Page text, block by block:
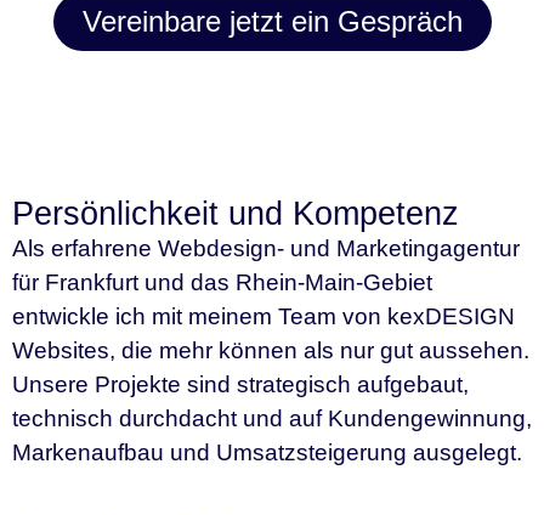
Vereinbare jetzt ein Gespräch
Persönlichkeit und Kompetenz
Als erfahrene Webdesign- und Marketingagentur
für Frankfurt und das Rhein-Main-Gebiet
entwickle ich mit meinem Team von kexDESIGN
Websites, die mehr können als nur gut aussehen.
Unsere Projekte sind strategisch aufgebaut,
technisch durchdacht und auf Kundengewinnung,
Markenaufbau und Umsatzsteigerung ausgelegt.